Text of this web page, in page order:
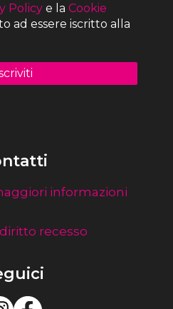
Policy e la Cookie
ad essere iscritto alla
informazioni
recesso